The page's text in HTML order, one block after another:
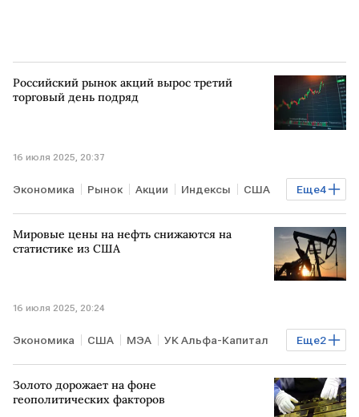
Российский рынок акций вырос третий
торговый день подряд
16 июля 2025, 20:37
Еще4
Экономика Рынок Акции Индексы США
Елена Кожухова Мосбиржа Сургутнефтегаз
РТС
Мировые цены на нефть снижаются на
статистике из США
16 июля 2025, 20:24
Еще2
Экономика США МЭА УК Альфа-Капитал
Рынок Нефть
Золото дорожает на фоне
геополитических факторов